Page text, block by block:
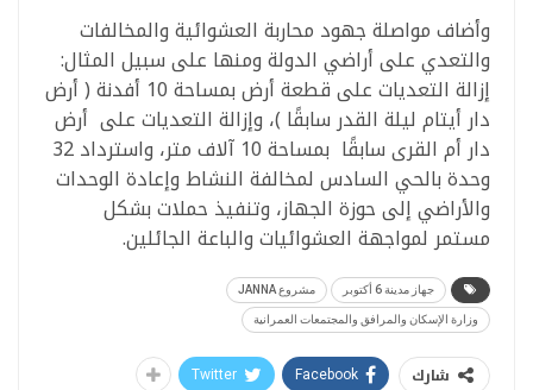
وأضاف مواصلة جهود محاربة العشوائية والمخالفات
والتعدي على أراضي الدولة ومنها على سبيل المثال:
إزالة التعديات على قطعة أرض بمساحة 10 أفدنة ( أرض
دار أيتام ليلة القدر سابقًا )، وإزالة التعديات على أرض
دار أم القرى سابقًا بمساحة 10 آلاف متر، واسترداد 32
وحدة بالحي السادس لمخالفة النشاط وإعادة الوحدات
والأراضي إلى حوزة الجهاز، وتنفيذ حملات بشكل
مستمر لمواجهة العشوائيات والباعة الجائلين.
جهاز مدينة 6 أكتوبر مشروع JANNA
وزارة الإسكان والمرافق والمجتمعات العمرانية
شارك Facebook
Twitter